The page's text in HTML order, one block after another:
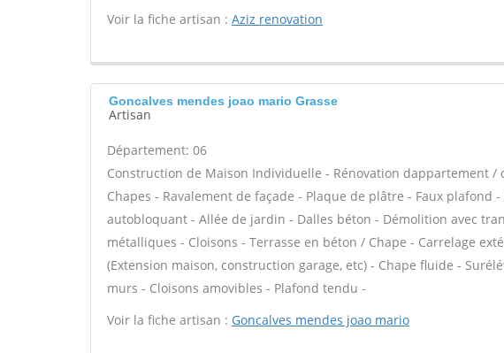
Voir la fiche artisan : Aziz renovation
Goncalves mendes joao mario Grasse
Artisan
Département: 06
Construction de Maison Individuelle - Rénovation dappartement
Chapes - Ravalement de façade - Plaque de plâtre - Faux plafond
autobloquant - Allée de jardin - Dalles béton - Démolition avec
métalliques - Cloisons - Terrasse en béton / Chape - Carrelage
(Extension maison, construction garage, etc) - Chape fluide -
murs - Cloisons amovibles - Plafond tendu -
Voir la fiche artisan : Goncalves mendes joao mario